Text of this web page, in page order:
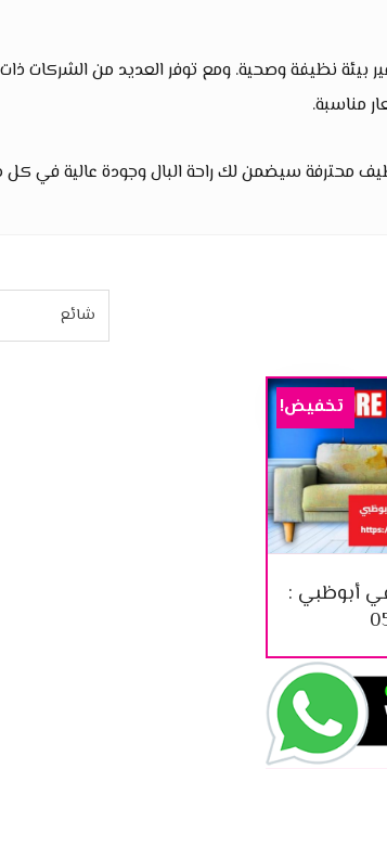
بيئة نظيفة وصحية. ومع توفر العديد من الشركات ذات
مناسبة.
محترفة سيضمن لك راحة البال وجودة عالية في كل
أبوظبي :
تخفيض!